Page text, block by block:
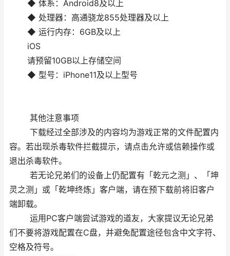
◆ 体系：Android8及以上
◆ 处理器：高通骁龙855处理器及以上
◆ 运行内存：6GB及以上
iOS
请预留10GB以上存储空间
◆ 型号：iPhone11及以上型号
其他注意事项
下载经过全部涉及的内容均为游戏正常的文件配置内
容。若出现杀毒软件拦截提示，请点击允许或信赖操作或
退出杀毒软件。
若无论兄弟们的设备上仍配置有「乾元之测」、「坤
灵之测」或「乾坤终炼」客户端，请在预下载前将旧客户
端卸载。
运用PC客户端尝试游戏的道友，大家提议无论兄弟
们不要将游戏配置在C盘，并避免配置途径包含中文字符、
空格及符号。